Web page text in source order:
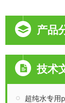
产品
技术
超纯水专用